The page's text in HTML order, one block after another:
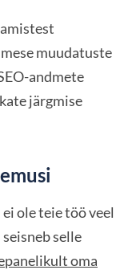
muudatuste
andmete
järgmise
ole teie töö veel
selle
oma